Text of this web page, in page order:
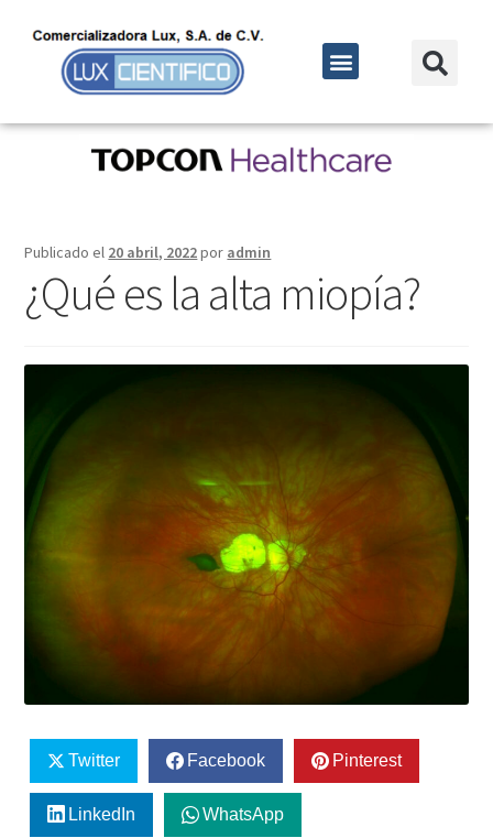
Publicado el 20 abril, 2022por admin
¿Qué es la alta miopía?
Twitter Facebook Pinterest
LinkedIn WhatsApp